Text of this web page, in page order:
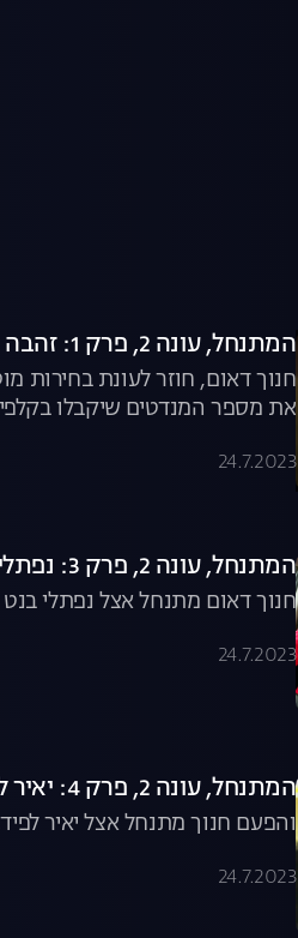
המתנחל, עונה 2, פרק 1: זהבה גלאון
חנוך דאום, חוזר לעונת בחירות
את מספר המנדטים שיקבלו
24.7.2023
המתנחל, עונה 2, פרק 3: נפתלי בנט
חנוך דאום מתנחל אצל נפתלי
24.7.2023
המתנחל, עונה 2, פרק 4: יאיר לפיד
והפעם חנוך מתנחל אצל יאיר
24.7.2023